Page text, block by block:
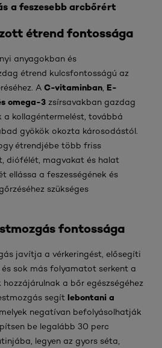
a feszesebb arcbőrért
étrend fontossága
anyagokban és
étrend kulcsfontosságú az
A C-vitaminban E-
omega-3 zsírsavakban gazdag
a kollagéntermelést, továbbá
gyökök okozta károsodástól.
étrendjébe több friss
diófélét, magvakat és halat
ellássa a feszességének és
szükséges
fontossága
javítja a vérkeringést, elősegíti
sok más folyamatot serkent a
hozzájárulnak a bőr egészségéhez
segít lebontani a
negatívan befolyásolhatják
be legalább 30 perc
legyen az gyors séta,